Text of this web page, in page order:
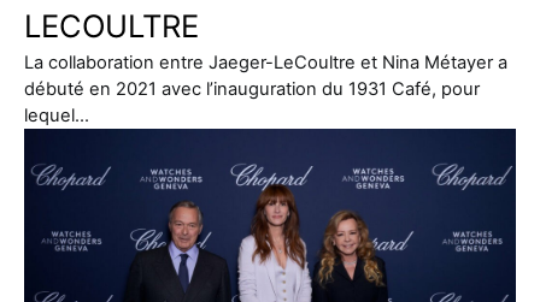
LECOULTRE
La collaboration entre Jaeger-LeCoultre et Nina Métayer a
débuté en 2021 avec l’inauguration du 1931 Café, pour
lequel…